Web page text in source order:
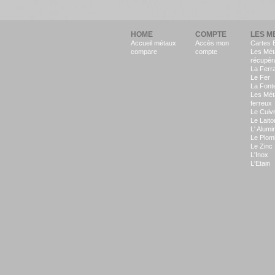
HOME
Accueil métaux
compare
COMPTE
Accès mon
compte
LES
Cartes
Les
La
Le Fer
La
Les
ferreux
Le
Le
L'
Le
Le Zinc
L'Inox
L'Etain